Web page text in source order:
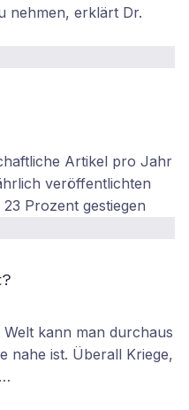
nehmen, erklärt Dr.
Artikel pro Jahr
veröffentlichten
Prozent gestiegen
kann man durchaus
nahe ist. Überall Kriege,